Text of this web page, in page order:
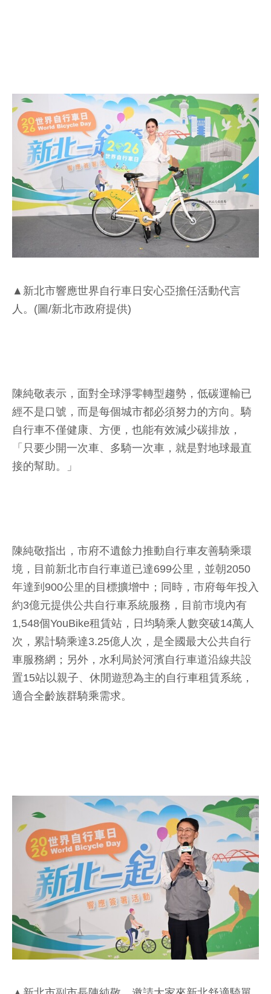
▲新北市響應世界自行車日安心亞擔任活動代言
人。(圖/新北市政府提供)
陳純敬表示，面對全球淨零轉型趨勢，低碳運輸已
經不是口號，而是每個城市都必須努力的方向。騎
自行車不僅健康、方便，也能有效減少碳排放，
「只要少開一次車、多騎一次車，就是對地球最直
接的幫助。」
陳純敬指出，市府不遺餘力推動自行車友善騎乘環
境，目前新北市自行車道已達699公里，並朝2050
年達到900公里的目標擴增中；同時，市府每年投入
約3億元提供公共自行車系統服務，目前市境內有
1,548個YouBike租賃站，日均騎乘人數突破14萬人
次，累計騎乘達3.25億人次，是全國最大公共自行
車服務網；另外，水利局於河濱自行車道沿線共設
置15站以親子、休閒遊憩為主的自行車租賃系統，
適合全齡族群騎乘需求。